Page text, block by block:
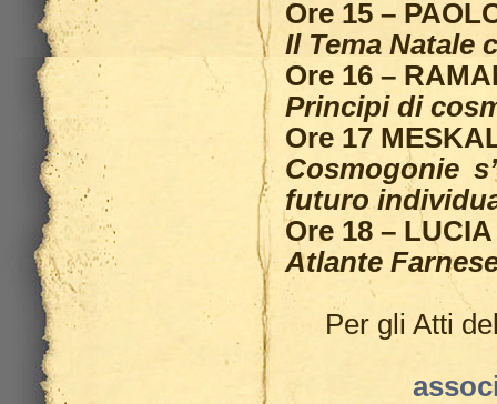
Ore 15 –
Il Tema Natale
Ore 16 –
Principi di
Ore 17
Cosmogonie
futuro
Ore 18 –
Atlante
Per gli Atti